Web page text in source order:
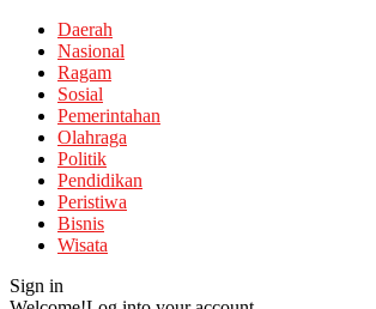
Daerah
Nasional
Ragam
Sosial
Pemerintahan
Olahraga
Politik
Pendidikan
Peristiwa
Bisnis
Wisata
Sign in